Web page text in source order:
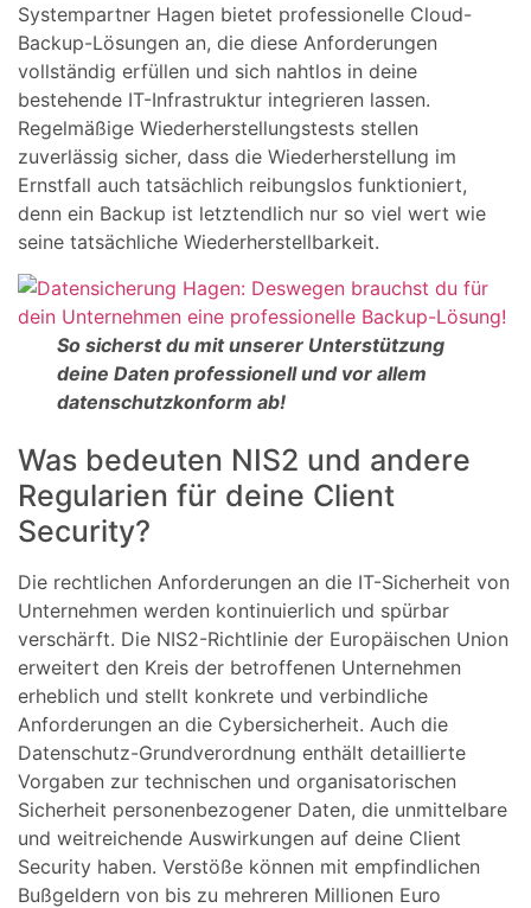
Systempartner Hagen bietet professionelle Cloud-
Backup-Lösungen an, die diese Anforderungen
vollständig erfüllen und sich nahtlos in deine
bestehende IT-Infrastruktur integrieren lassen.
Regelmäßige Wiederherstellungstests stellen
zuverlässig sicher, dass die Wiederherstellung im
Ernstfall auch tatsächlich reibungslos funktioniert,
denn ein Backup ist letztendlich nur so viel wert wie
seine tatsächliche Wiederherstellbarkeit.
So sicherst du mit unserer Unterstützung
deine Daten professionell und vor allem
datenschutzkonform ab!
Was bedeuten NIS2 und andere
Regularien für deine Client
Security?
Die rechtlichen Anforderungen an die IT-Sicherheit von
Unternehmen werden kontinuierlich und spürbar
verschärft. Die NIS2-Richtlinie der Europäischen Union
erweitert den Kreis der betroffenen Unternehmen
erheblich und stellt konkrete und verbindliche
Anforderungen an die Cybersicherheit. Auch die
Datenschutz-Grundverordnung enthält detaillierte
Vorgaben zur technischen und organisatorischen
Sicherheit personenbezogener Daten, die unmittelbare
und weitreichende Auswirkungen auf deine Client
Security haben. Verstöße können mit empfindlichen
Bußgeldern von bis zu mehreren Millionen Euro